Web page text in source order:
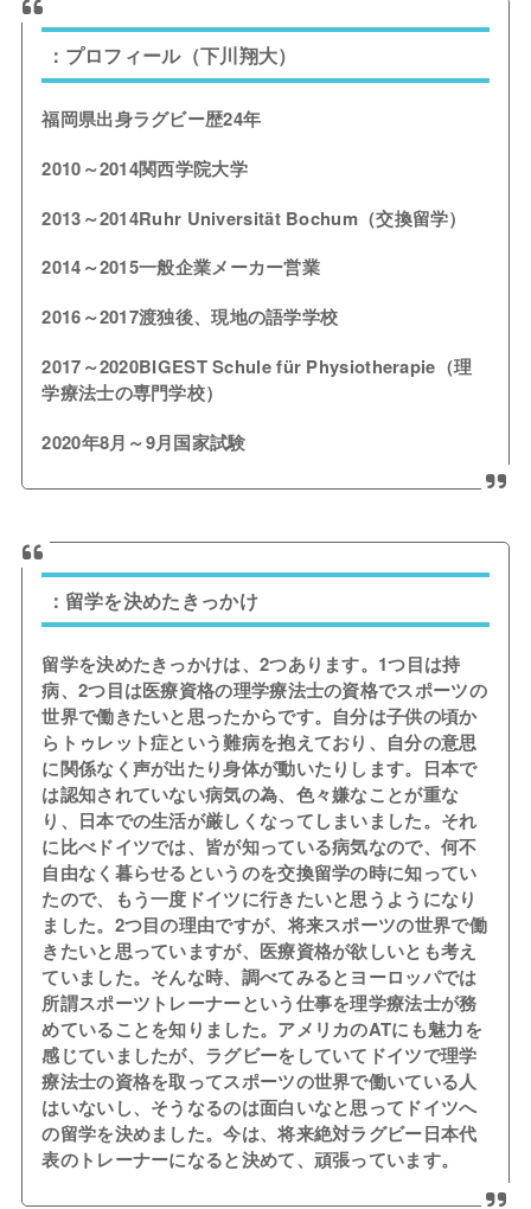
：プロフィール（下川翔大）
福岡県出身ラグビー歴24年
2010～2014関西学院大学
2013～2014Ruhr Universität Bochum（交換留学）
2014～2015一般企業メーカー営業
2016～2017渡独後、現地の語学学校
2017～2020BIGEST Schule für Physiotherapie（理
学療法士の専門学校）
2020年8月～9月国家試験
：留学を決めたきっかけ
留学を決めたきっかけは、2つあります。1つ目は持
病、2つ目は医療資格の理学療法士の資格でスポーツの
世界で働きたいと思ったからです。自分は子供の頃か
らトゥレット症という難病を抱えており、自分の意思
に関係なく声が出たり身体が動いたりします。日本で
は認知されていない病気の為、色々嫌なことが重な
り、日本での生活が厳しくなってしまいました。それ
に比べドイツでは、皆が知っている病気なので、何不
自由なく暮らせるというのを交換留学の時に知ってい
たので、もう一度ドイツに行きたいと思うようになり
ました。2つ目の理由ですが、将来スポーツの世界で働
きたいと思っていますが、医療資格が欲しいとも考え
ていました。そんな時、調べてみるとヨーロッパでは
所謂スポーツトレーナーという仕事を理学療法士が務
めていることを知りました。アメリカのATにも魅力を
感じていましたが、ラグビーをしていてドイツで理学
療法士の資格を取ってスポーツの世界で働いている人
はいないし、そうなるのは面白いなと思ってドイツへ
の留学を決めました。今は、将来絶対ラグビー日本代
表のトレーナーになると決めて、頑張っています。